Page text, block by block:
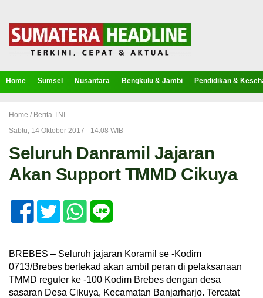
Home Sumsel Nusantara Bengkulu & Jambi Pendidikan &
Home / Berita TNI
Sabtu, 14 Oktober 2017 - 14:08 WIB
Seluruh Danramil Jajaran
Akan Support TMMD Cikuya
BREBES – Seluruh jajaran Koramil se -Kodim
0713/Brebes bertekad akan ambil peran di pelaksanaan
TMMD reguler ke -100 Kodim Brebes dengan desa
sasaran Desa Cikuya, Kecamatan Banjarharjo. Tercatat